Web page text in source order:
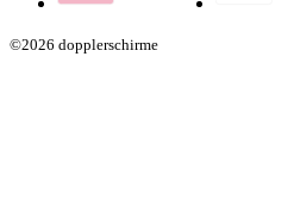
©2026 dopplerschirme